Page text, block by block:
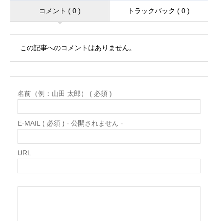
コメント ( 0 ) トラックバック ( 0 )
この記事へのコメントはありません。
名前（例：山田 太郎） ( 必須 )
E-MAIL ( 必須 ) - 公開されません -
URL